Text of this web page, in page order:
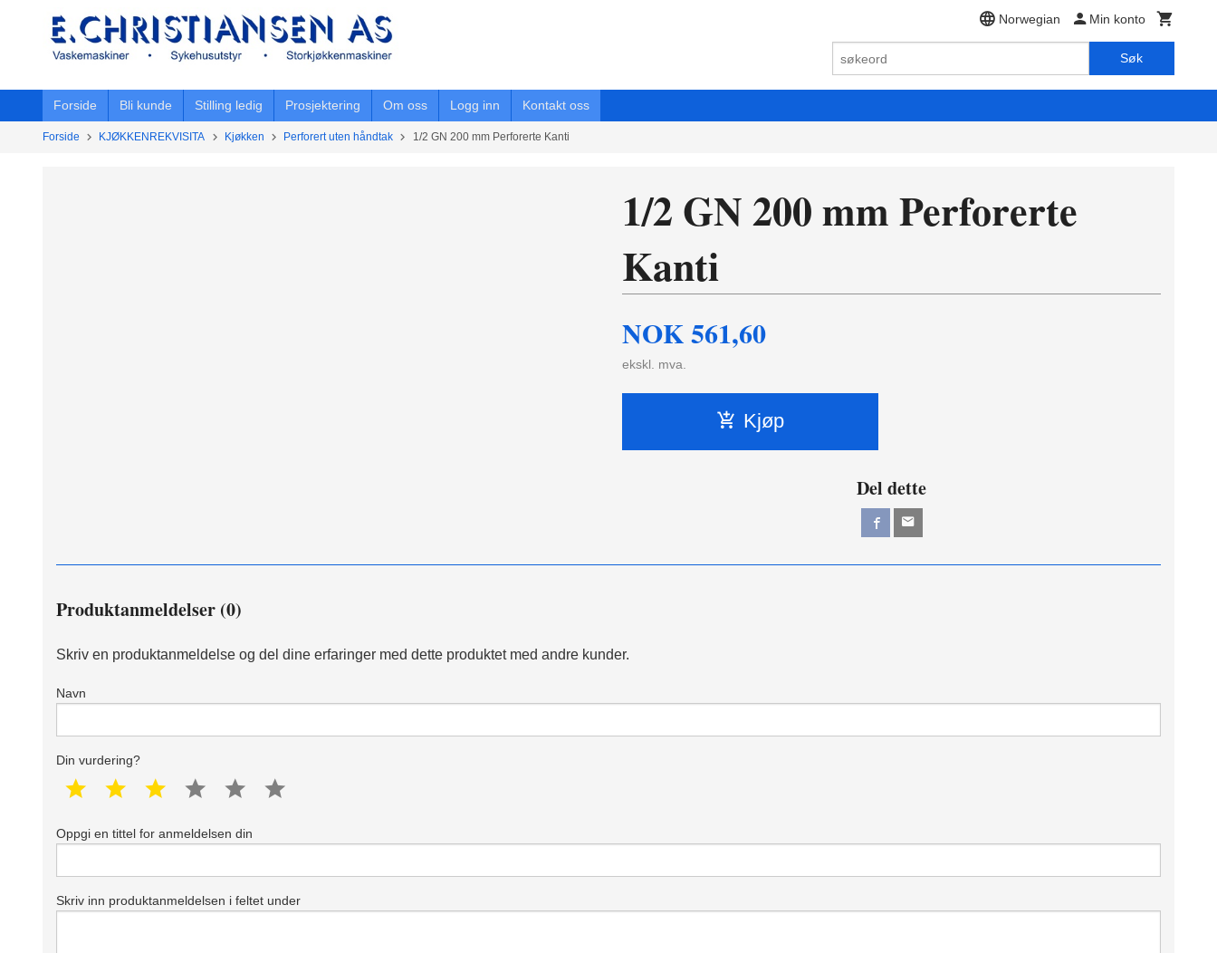
innholdet
Norwegian Min konto
Søk
Forside Bli kunde Stilling ledig Prosjektering Om oss Logg inn Kontakt oss
Forside KJØKKENREKVISITA Kjøkken Perforert uten håndtak 1/2 GN 200 mm Perforerte Kanti
1/2 GN 200 mm Perforerte
Kanti
NOK561,60
ekskl. mva.
Kjøp
Del dette
Produktanmeldelser (0)
Skriv en produktanmeldelse og del dine erfaringer med dette produktet med andre kunder.
Navn
Din vurdering?
1 star 2 star 3 star 4 star 5 star
Oppgi en tittel for anmeldelsen din
Skriv inn produktanmeldelsen i feltet under